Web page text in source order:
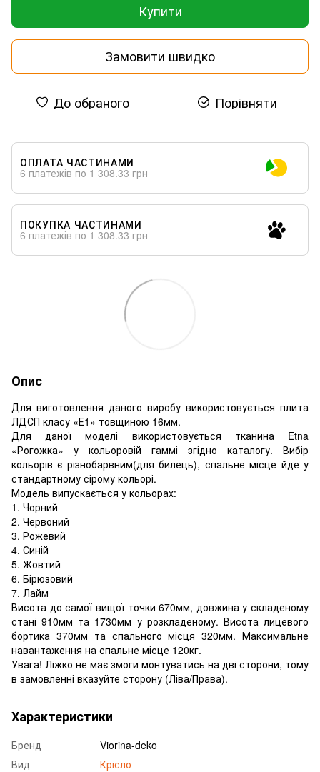
Купити
Замовити швидко
До обраного Порівняти
ОПЛАТА ЧАСТИНАМИ
6 платежів по 1 308.33 грн
ПОКУПКА ЧАСТИНАМИ
6 платежів по 1 308.33 грн
Опис
Для виготовлення даного виробу використовується плита
ЛДСП класу «Е1» товщиною 16мм.
Для даної моделі використовується тканина Etna
«Рогожка» у кольоровій гаммі згідно каталогу. Вибір
кольорів є різнобарвним(для билець), спальне місце йде у
стандартному сірому кольорі.
Модель випускається у кольорах:
1. Чорний
2. Червоний
3. Рожевий
4. Синій
5. Жовтий
6. Бірюзовий
7. Лайм
Висота до самої вищої точки 670мм, довжина у складеному
стані 910мм та 1730мм у розкладеному. Висота лицевого
бортика 370мм та спального місця 320мм. Максимальне
навантаження на спальне місце 120кг.
Увага! Ліжко не має змоги монтуватись на дві сторони, тому
в замовленні вказуйте сторону (Ліва/Права).
Характеристики
Бренд
Viorina-deko
Вид
Крісло